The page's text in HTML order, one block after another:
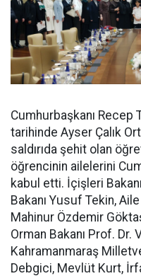
Cumhurbaşkanı Recep
tarihinde Ayser Çalık
saldırıda şehit olan
öğrencinin ailelerini
kabul etti. İçişleri
Bakanı Yusuf Tekin,
Mahinur Özdemir
Orman Bakanı Prof. Dr.
Kahramanmaraş
Debgici, Mevlüt Kurt,